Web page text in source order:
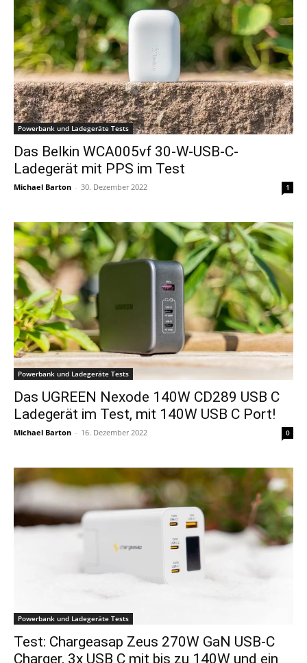
Powerbank und Ladegeräte Tests
Das Belkin WCA005vf 30-W-USB-C-
Ladegerät mit PPS im Test
Michael Barton - 30. Dezember 2022 1
Powerbank und Ladegeräte Tests
Das UGREEN Nexode 140W CD289 USB C
Ladegerät im Test, mit 140W USB C Port!
Michael Barton - 16. Dezember 2022 0
Powerbank und Ladegeräte Tests
Test: Chargeasap Zeus 270W GaN USB-C
Charger, 3x USB C mit bis zu 140W und ein